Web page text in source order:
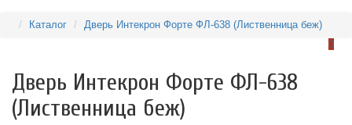
0
Каталог Дверь Интекрон Форте ФЛ-638 (Лиственница беж)
Дверь Интекрон Форте ФЛ-638
(Лиственница беж)